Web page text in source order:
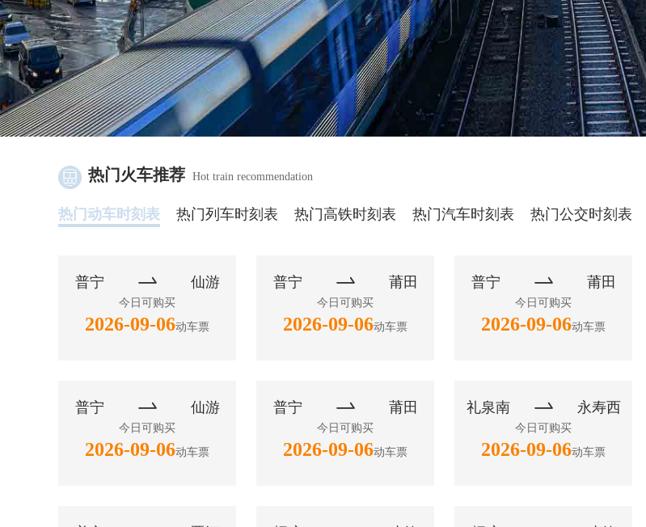
热门火车推荐 Hot train recommendation
热门动车时刻表 热门列车时刻表 热门高铁时刻表 热门汽车时刻表 热门公交时刻表
普宁  仙游
今日可购买
2026-09-06动车票
普宁  莆田
今日可购买
2026-09-06动车票
普宁  莆田
今日可购买
2026-09-06动车票
普宁  仙游
今日可购买
2026-09-06动车票
普宁  莆田
今日可购买
2026-09-06动车票
礼泉南  永寿西
今日可购买
2026-09-06动车票